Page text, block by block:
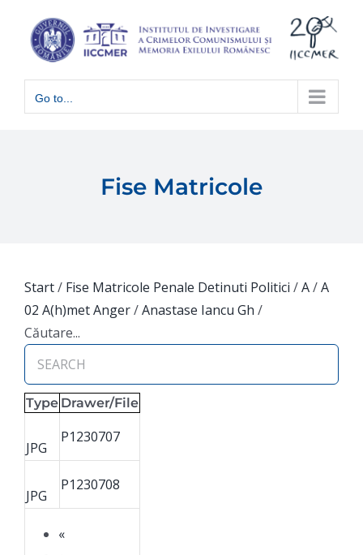
content
Go to...
Fise Matricole
Start/ Fise Matricole Penale Detinuti Politici /A/A
02 A(h)met Anger/Anastase Iancu Gh /
Căutare...
Type Drawer/File
«
JPG
P1230707
JPG
P1230708